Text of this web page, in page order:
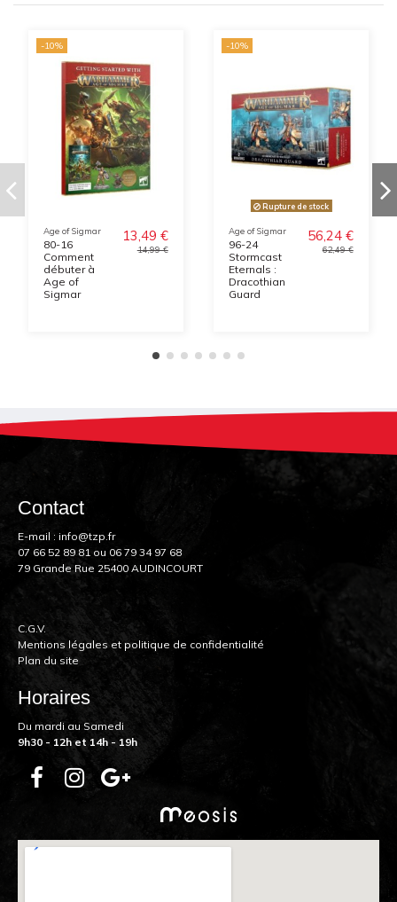
-10%
Age of Sigmar
80-16
Comment
débuter à
Age of
Sigmar
13,49 €
14,99 €
-10%
Rupture de stock
Age of Sigmar
96-24
Stormcast
Eternals :
Dracothian
Guard
56,24 €
62,49 €
Contact
E-mail : info@tzp.fr
07 66 52 89 81 ou 06 79 34 97 68
79 Grande Rue 25400 AUDINCOURT
C.G.V.
Mentions légales et politique de confidentialité
Plan du site
Horaires
Du mardi au Samedi
9h30 - 12h et 14h - 19h